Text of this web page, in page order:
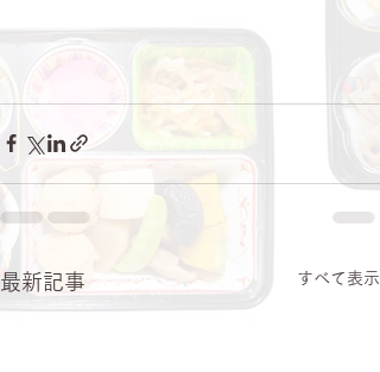
最新記事 すべて表示